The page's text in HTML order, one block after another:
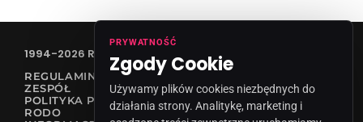
1994-2026 RADIO VANESSA SPÓŁKA Z O.O
REGULAMIN KONKURSÓW
ZESPÓŁ
POLITYKA PRYWATNOŚCI
RODO
PRYWATNOŚĆ
Zgody Cookie
Używamy plików cookies niezbędnych do
działania strony. Analitykę, marketing i